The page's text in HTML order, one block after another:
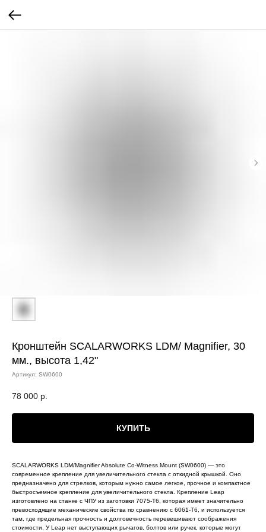
Кронштейн SCALARWORKS LDM/ Magnifier, 30
мм., высота 1,42"
Артикул: SW0600
78 000 р.
КУПИТЬ
SCALARWORKS LDM/Magnifier Absolute Co-Witness Mount (SW0600) — это
современное крепление для увеличительного стекла с откидной крышкой. Оно
предназначено для стрелков, которым нужно самое легкое, прочное и компактное
быстросъемное крепление для увеличительного стекла. Крепление Leap
изготовлено на станке с ЧПУ из заготовки 7075-T6, которая имеет значительно
превосходящие механические свойства по сравнению с 6061-T6, и используется
там, где предельная прочность и долговечность перевешивают соображения
стоимости. У Leap нет выступающих рычагов, болтов или ручек, которые могут